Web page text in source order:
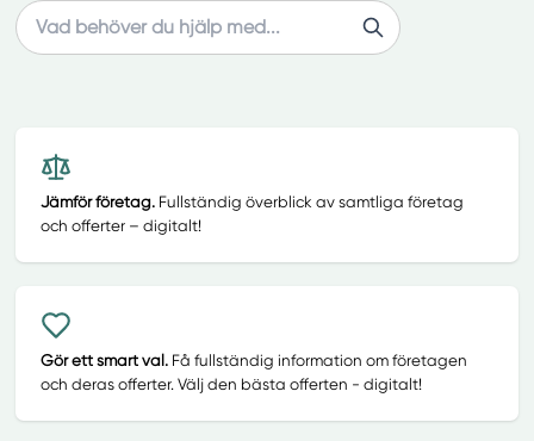
Search
Jämför företag.Fullständig överblick av samtliga företag
och offerter – digitalt!
Gör ett smart val.Få fullständig information om företagen
och deras offerter. Välj den bästa offerten - digitalt!